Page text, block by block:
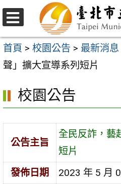
跳
至
主
要
容
區
選
單
首頁 > 校園公告 > 最新消息
聲」擴大宣導系列短片
校園公告
公告主旨
全民反詐，藝
短片
發佈日期
2023 年 5 月